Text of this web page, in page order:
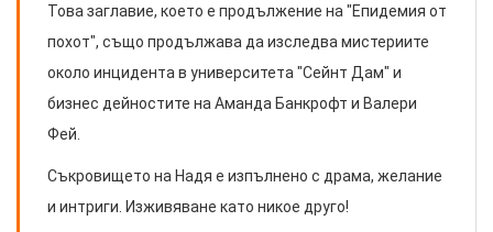
Това заглавие, което е продължение на "Епидемия от
похот", също продължава да изследва мистериите
около инцидента в университета "Сейнт Дам" и
бизнес дейностите на Аманда Банкрофт и Валери
Фей.
Съкровището на Надя е изпълнено с драма, желание
и интриги. Изживяване като никое друго!